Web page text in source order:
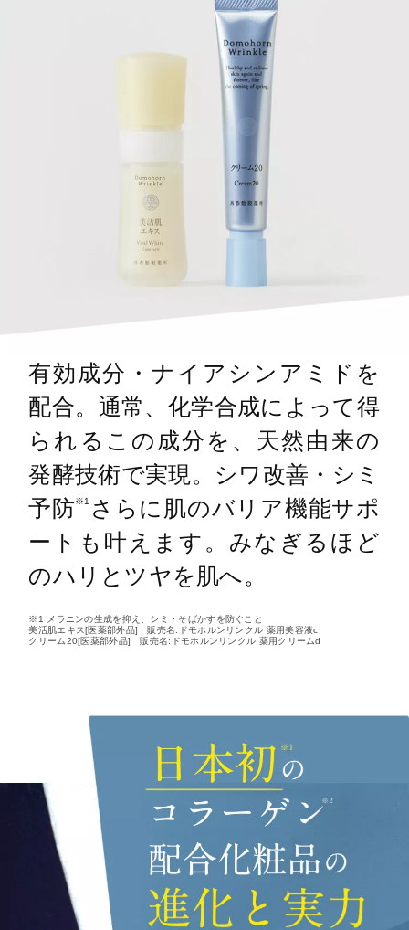
有効成分・ナイアシンアミドを
配合。通常、化学合成によって得
られるこの成分を、天然由来の
発酵技術で実現。シワ改善・シミ
予防※1 さらに肌のバリア機能サポ
ートも叶えます。みなぎるほど
のハリとツヤを肌へ。
※1 メラニンの生成を抑え、シミ・そばかすを防ぐこと
美活肌エキス[医薬部外品] 販売名:ドモホルンリンクル 薬用美容液c
クリーム20[医薬部外品] 販売名:ドモホルンリンクル 薬用クリームd